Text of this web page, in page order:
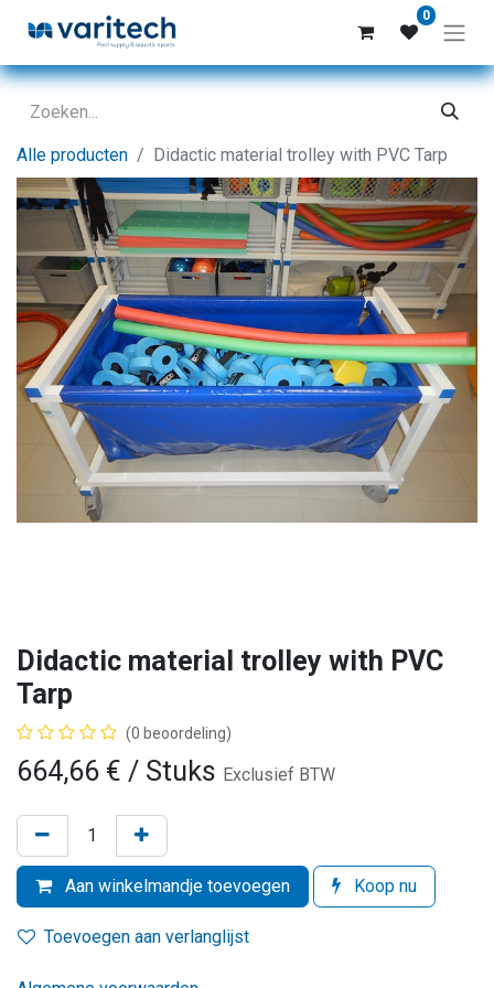
0
Alle producten Didactic material trolley with PVC Tarp
Didactic material trolley with PVC
Tarp
(0 beoordeling)
664,66 € / Stuks Exclusief BTW
Aan winkelmandje toevoegen Koop nu
Toevoegen aan verlanglijst